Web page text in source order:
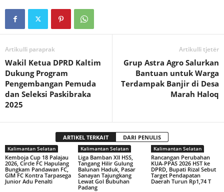
Artikulli paraprak
Wakil Ketua DPRD Kaltim
Dukung Program
Pengembangan Pemuda
dan Seleksi Paskibraka
2025
Artikulli tjetër
Grup Astra Agro Salurkan
Bantuan untuk Warga
Terdampak Banjir di Desa
Marah Haloq
ARTIKEL TERKAIT DARI PENULIS
Kalimantan Selatan
Kemboja Cup 18 Palajau
2026, ‎Circle FC Hapulang
Bungkam ‎Pandawan FC,
GIM FC Kontra ‎Tarpasega
Junior Adu Penalti
Kalimantan Selatan
Liga Bamban XII HSS,
Tangang ‎Hilir Gulung
Balunan Haduk, ‎Pasar
Sanayan Tajungkang
‎Lewat Gol Bubuhan
Padang
Kalimantan Selatan
Rancangan Perubahan
KUA-PPAS ‎2026 HST ke
DPRD, Bupati Rizal ‎Sebut
Target Pendapatan
Daerah ‎Turun Rp1,74 T